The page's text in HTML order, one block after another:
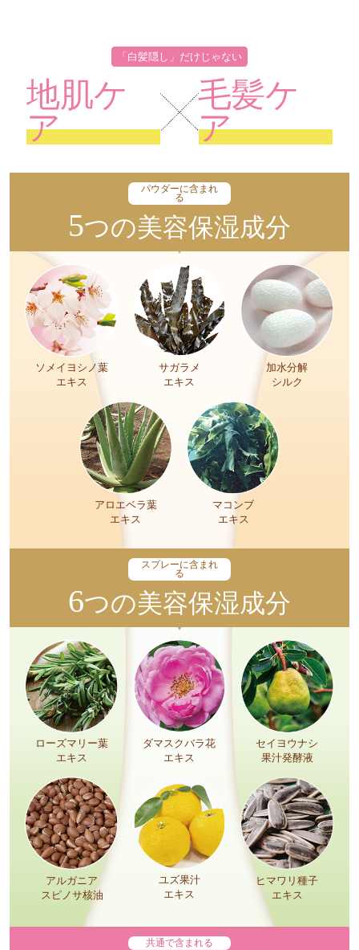
「白髪隠し」だけじゃない
地肌ケ
ア
毛髪ケ
ア
パウダーに含まれ
る
5つの美容保湿成分
ソメイヨシノ葉
エキス
サガラメ
エキス
加水分解
シルク
アロエベラ葉
エキス
マコンブ
エキス
スプレーに含まれ
る
6つの美容保湿成分
ローズマリー葉
エキス
ダマスクバラ花
エキス
セイヨウナシ
果汁発酵液
アルガニア
スピノサ核油
ユズ果汁
エキス
ヒマワリ種子
エキス
共通で含まれる